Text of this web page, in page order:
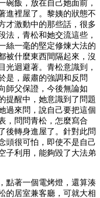
碗飯，放在自己她面前，
進裡屋了。黎姨的狀態不
才激動中的那些話，很多
法，青松和她交流這些，
絲一毫的堅定修煉大法的
被什麼東西間隔起來，沒
光迴避著。青松意識到，
是，嚴肅的強調和反問
師父保證，今後無論如
提醒中，她意識到了問題
過來問，說自己要把這個
，問問青松，怎麼寫合
後轉身進屋了。針對此問
頭很可怕，即使不是自己
子利用，能夠毀了大法弟
點著一個電烤燈，還算湊
的居室兼客廳，可就大相